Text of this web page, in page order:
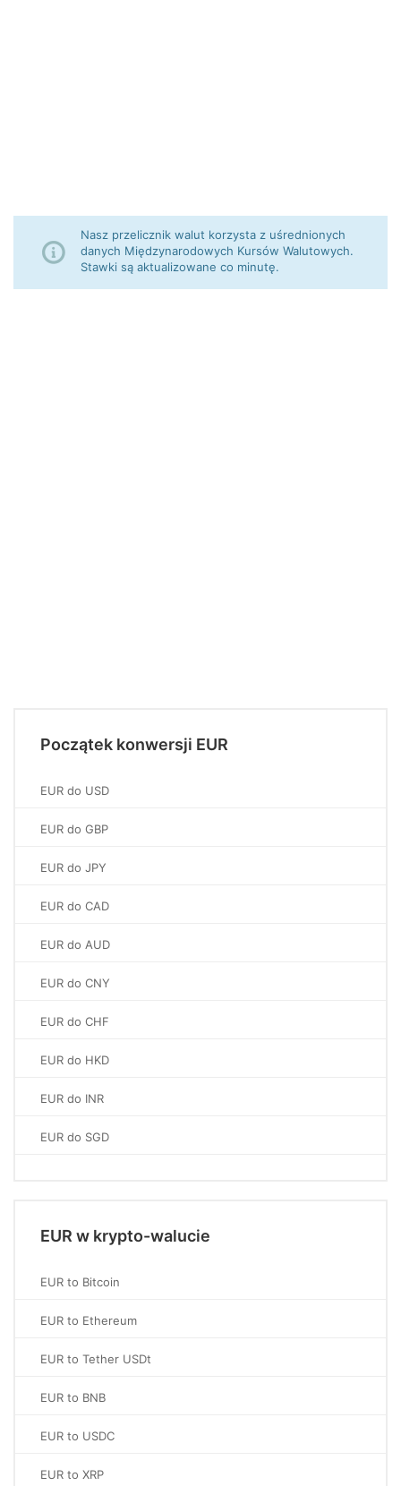
Nasz przelicznik walut korzysta z uśrednionych
danych Międzynarodowych Kursów Walutowych.
Stawki są aktualizowane co minutę.
Początek konwersji EUR
EUR do USD
EUR do GBP
EUR do JPY
EUR do CAD
EUR do AUD
EUR do CNY
EUR do CHF
EUR do HKD
EUR do INR
EUR do SGD
EUR w krypto-walucie
EUR to Bitcoin
EUR to Ethereum
EUR to Tether USDt
EUR to BNB
EUR to USDC
EUR to XRP